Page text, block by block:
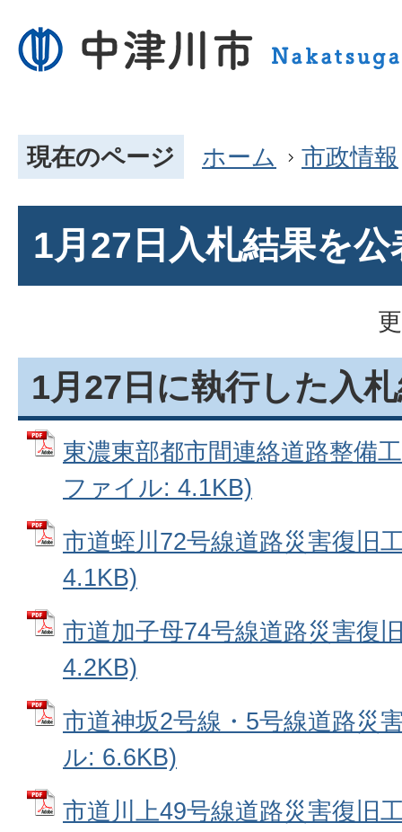
現在のページ ホーム 市政情報
1月27日入札結果を
1月27日に執行した入
東濃東部都市間連絡道路整備
ファイル: 4.1KB)
市道蛭川72号線道路災害復旧
4.1KB)
市道加子母74号線道路災害復
4.2KB)
市道神坂2号線・5号線道路災
ル: 6.6KB)
市道川上49号線道路災害復旧